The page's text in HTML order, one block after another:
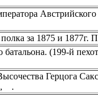
за 1875 и 1877г.
(199-й
Герцога
, .